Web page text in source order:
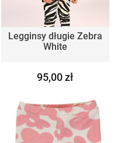
Legginsy długie Zebra
White
95,00 zł